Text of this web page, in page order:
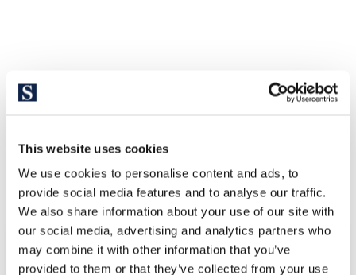
This website uses cookies
We use cookies to personalise content and ads, to
provide social media features and to analyse our traffic.
We also share information about your use of our site with
our social media, advertising and analytics partners who
may combine it with other information that you’ve
provided to them or that they’ve collected from your use
Ontdek andere vergelijkbare
eigendommen